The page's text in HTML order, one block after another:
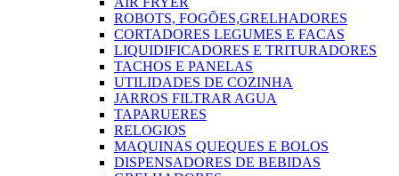
ROBOTS, FOGÕES,GRELHADORES
CORTADORES LEGUMES E FACAS
LIQUIDIFICADORES E TRITURADORES
TACHOS E PANELAS
UTILIDADES DE COZINHA
JARROS FILTRAR AGUA
TAPARUERES
RELOGIOS
MAQUINAS QUEQUES E BOLOS
DISPENSADORES DE BEBIDAS